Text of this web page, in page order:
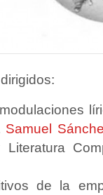
Samuel
de la